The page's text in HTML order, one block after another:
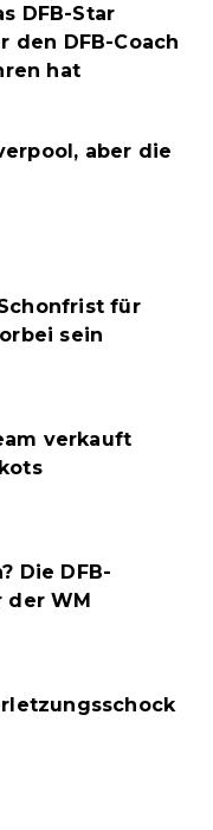
DFB-Star
den DFB-Coach
hat
aber die
für
sein
verkauft
Die DFB-
der WM